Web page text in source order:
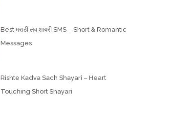
Best मराठी लव शायरी SMS – Short & Romantic
Messages
Rishte Kadva Sach Shayari – Heart
Touching Short Shayari